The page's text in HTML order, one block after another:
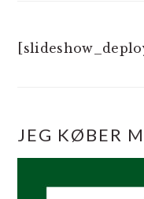
JEG KØBER